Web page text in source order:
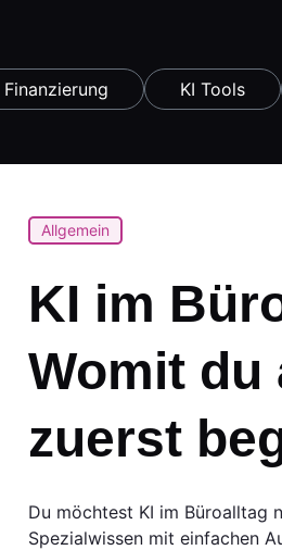
Finanzierung KI Tools
Allgemein
KI im
Womit du
zuerst
Du möchtest KI im Büroalltag
Spezialwissen mit einfachen